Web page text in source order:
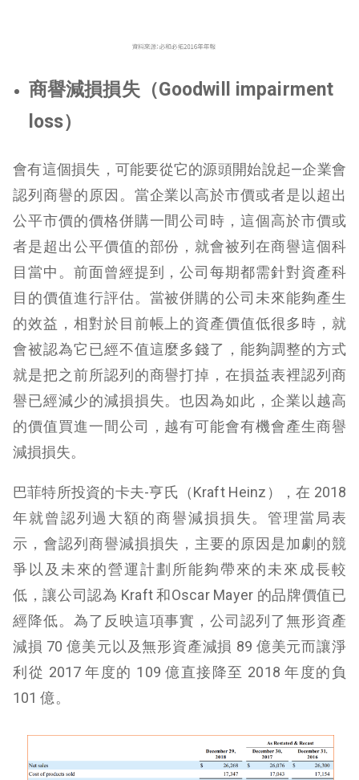
商譽減損損失（Goodwill impairment
loss）
會有這個損失，可能要從它的源頭開始說起—企業會
認列商譽的原因。當企業以高於市價或者是以超出
公平市價的價格併購一間公司時，這個高於市價或
者是超出公平價值的部份，就會被列在商譽這個科
目當中。前面曾經提到，公司每期都需針對資產科
目的價值進行評估。當被併購的公司未來能夠產生
的效益，相對於目前帳上的資產價值低很多時，就
會被認為它已經不值這麼多錢了，能夠調整的方式
就是把之前所認列的商譽打掉，在損益表裡認列商
譽已經減少的減損損失。也因為如此，企業以越高
的價值買進一間公司，越有可能會有機會產生商譽
減損損失。
巴菲特所投資的卡夫-亨氏（Kraft Heinz），在 2018
年就曾認列過大額的商譽減損損失。管理當局表
示，會認列商譽減損損失，主要的原因是加劇的競
爭以及未來的營運計劃所能夠帶來的未來成長較
低，讓公司認為 Kraft 和Oscar Mayer 的品牌價值已
經降低。為了反映這項事實，公司認列了無形資產
減損 70 億美元以及無形資產減損 89 億美元而讓淨
利從 2017 年度的 109 億直接降至 2018 年度的負
101 億。